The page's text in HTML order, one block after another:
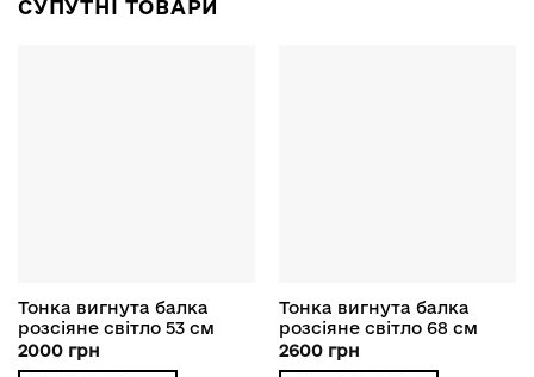
СУПУТНІ ТОВАРИ
Тонка вигнута балка
розсіяне світло 53 см
2000 грн
Тонка вигнута балка
розсіяне світло 68 см
2600 грн